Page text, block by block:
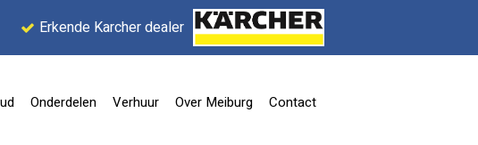
Erkende Karcher dealer
Onderdelen Verhuur Over Meiburg Contact